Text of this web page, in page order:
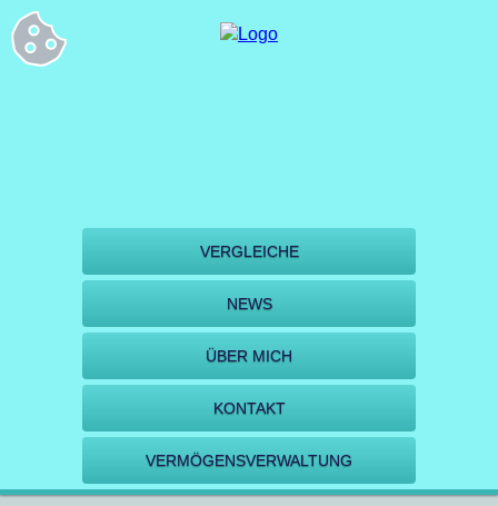
VERGLEICHE
NEWS
ÜBER MICH
KONTAKT
VERMÖGENSVERWALTUNG